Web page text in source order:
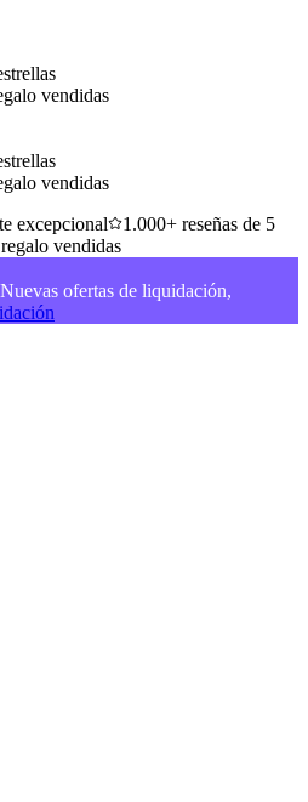
vendidas
vendidas
excepcional
1.000+ reseñas de 5
vendidas
ofertas de liquidación,